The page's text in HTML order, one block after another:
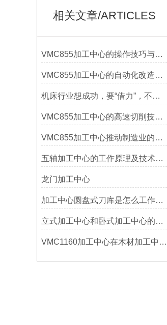
相关文章/ARTICLES
VMC855加工中心的操作技巧与维护指南
VMC855加工中心的自动化改造与智能化应用说明
机床行业想成功，要“借力”，不要“尽力”！
VMC855加工中心的高速切削技术介绍
VMC855加工中心推动制造业的发展
五轴加工中心的工作原理及技术优势
龙门加工中心
加工中心圆盘式刀库是怎么工作的？
立式加工中心和卧式加工中心的区别
VMC1160加工中心在木材加工中的应用